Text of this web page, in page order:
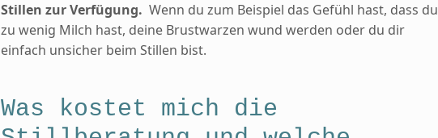
Stillen zur Verfügung. Wenn du zum Beispiel das Gefühl hast, dass du
zu wenig Milch hast, deine Brustwarzen wund werden oder du dir
einfach unsicher beim Stillen bist.
Was kostet mich die